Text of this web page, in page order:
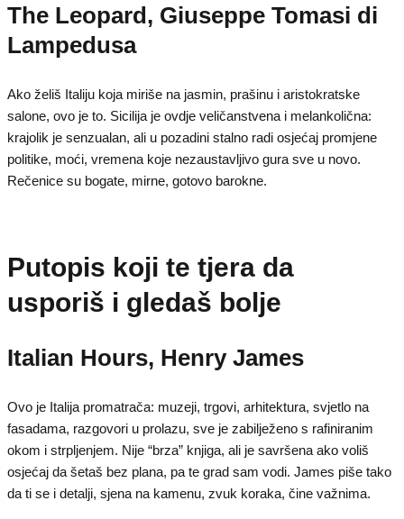
The Leopard, Giuseppe Tomasi di
Lampedusa
Ako želiš Italiju koja miriše na jasmin, prašinu i aristokratske
salone, ovo je to. Sicilija je ovdje veličanstvena i melankolična:
krajolik je senzualan, ali u pozadini stalno radi osjećaj promjene
politike, moći, vremena koje nezaustavljivo gura sve u novo.
Rečenice su bogate, mirne, gotovo barokne.
Putopis koji te tjera da
usporiš i gledaš bolje
Italian Hours, Henry James
Ovo je Italija promatrača: muzeji, trgovi, arhitektura, svjetlo na
fasadama, razgovori u prolazu, sve je zabilježeno s rafiniranim
okom i strpljenjem. Nije “brza” knjiga, ali je savršena ako voliš
osjećaj da šetaš bez plana, pa te grad sam vodi. James piše tako
da ti se i detalji, sjena na kamenu, zvuk koraka, čine važnima.